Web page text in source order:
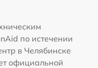
по истечении
в Челябинске
официальной